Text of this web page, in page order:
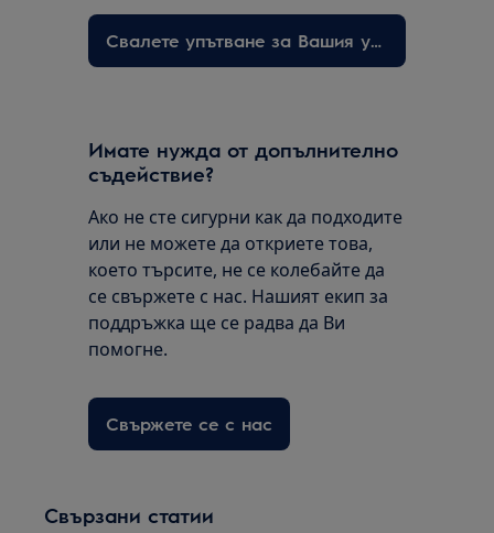
Свалете упътване за Вашия уред
Имате нужда от допълнително
съдействие?
Ако не сте сигурни как да подходите
или не можете да откриете това,
което търсите, не се колебайте да
се свържете с нас. Нашият екип за
поддръжка ще се радва да Ви
помогне.
Свържете се с нас
Свързани статии